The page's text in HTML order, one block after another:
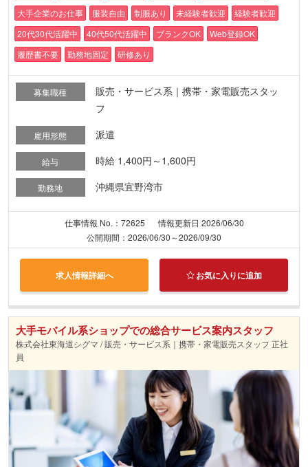
大手企業のお仕事
服装自由 制服あり 未経験者歓迎
経験者歓迎
20代30代活躍中
40代50代活躍中 ブランクOK
Web登録OK
履歴書不要
勤務地固定 研修あり
募集職種
販売・サービス系｜携帯・家電販売スタッ
フ
雇用形態 派遣
給与 時給 1,400円～1,600円
勤務地 沖縄県宜野湾市
仕事情報 No.：72625
情報更新日 2026/06/30
公開期間：2026/06/30～2026/09/30
求人情報詳細へ お気に入りに追加
大手モバイル系ショップでの総合サービス案内スタッフ
株式会社東海道シグマ / 販売・サービス系｜携帯・家電販売スタッフ 正社
員